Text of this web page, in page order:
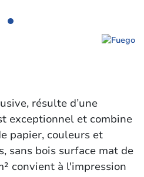
résulte d’une
exceptionnel et combine
papier, couleurs et
sans bois surface mat de
convient à l'impression